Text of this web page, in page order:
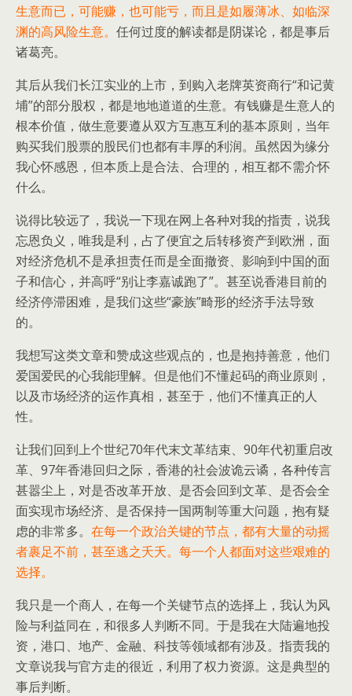
生意而已，可能赚，也可能亏，而且是如履薄冰、如临深
渊的高风险生意。 任何过度的解读都是阴谋论，都是事后
诸葛亮。
其后从我们长江实业的上市，到购入老牌英资商行“和记黄
埔”的部分股权，都是地地道道的生意。有钱赚是生意人的
根本价值，做生意要遵从双方互惠互利的基本原则，当年
购买我们股票的股民们也都有丰厚的利润。虽然因为缘分
我心怀感恩，但本质上是合法、合理的，相互都不需介怀
什么。
说得比较远了，我说一下现在网上各种对我的指责，说我
忘恩负义，唯我是利，占了便宜之后转移资产到欧洲，面
对经济危机不是承担责任而是全面撤资、影响到中国的面
子和信心，并高呼“别让李嘉诚跑了”。甚至说香港目前的
经济停滞困难，是我们这些“豪族”畸形的经济手法导致
的。
我想写这类文章和赞成这些观点的，也是抱持善意，他们
爱国爱民的心我能理解。但是他们不懂起码的商业原则，
以及市场经济的运作真相，甚至于，他们不懂真正的人
性。
让我们回到上个世纪70年代末文革结束、90年代初重启改
革、97年香港回归之际，香港的社会波诡云谲，各种传言
甚嚣尘上，对是否改革开放、是否会回到文革、是否会全
面实现市场经济、是否保持一国两制等重大问题，抱有疑
虑的非常多。 在每一个政治关键的节点，都有大量的动摇
者裹足不前，甚至逃之夭夭。每一个人都面对这些艰难的
选择。
我只是一个商人，在每一个关键节点的选择上，我认为风
险与利益同在，和很多人判断不同。于是我在大陆遍地投
资，港口、地产、金融、科技等领域都有涉及。指责我的
文章说我与官方走的很近，利用了权力资源。这是典型的
事后判断。